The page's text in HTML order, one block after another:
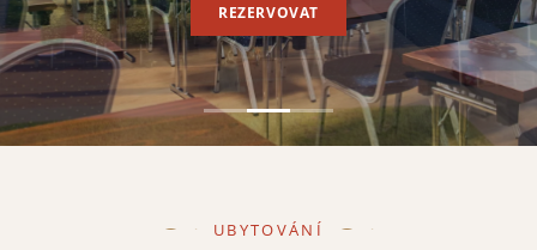
REZERVOVAT
UBYTOVÁNÍ